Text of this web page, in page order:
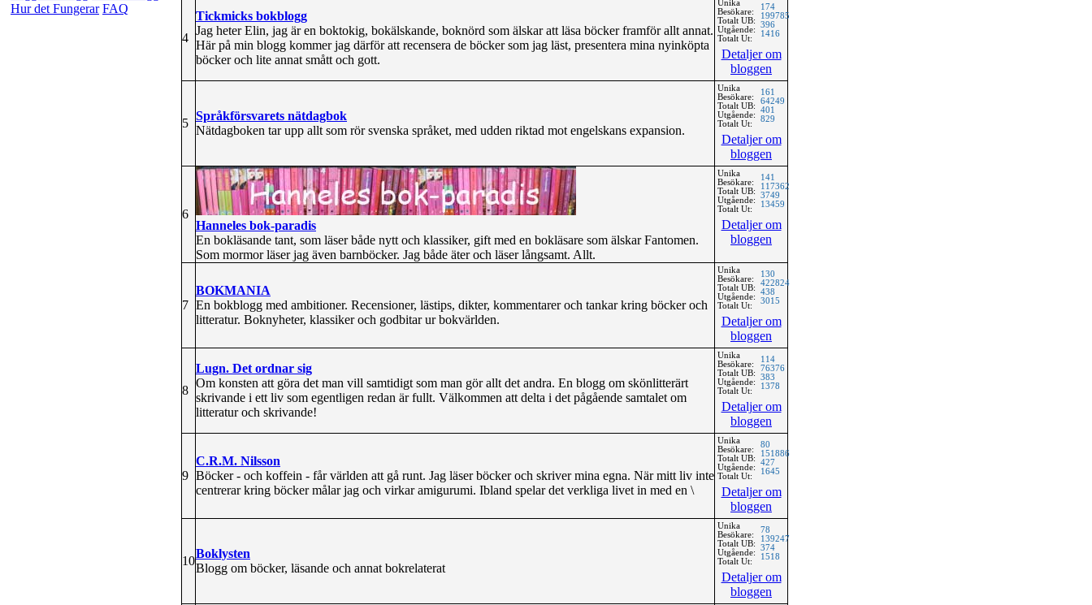
Hur det Fungerar FAQ
4
Tickmicks bokblogg
Jag heter Elin, jag är en boktokig, bokälskande, boknörd som älskar att läsa böcker framför allt annat.
Här på min blogg kommer jag därför att recensera de böcker som jag läst, presentera mina nyinköpta
böcker och lite annat smått och gott.
Unika
Besökare:
Totalt UB:
Utgående:
Totalt Ut:
174
199785
396
1416
Detaljer om
bloggen
5
Språkförsvarets nätdagbok
Nätdagboken tar upp allt som rör svenska språket, med udden riktad mot engelskans expansion.
Unika
Besökare:
Totalt UB:
Utgående:
Totalt Ut:
161
64249
401
829
Detaljer om
bloggen
6
Hanneles bok-paradis
En bokläsande tant, som läser både nytt och klassiker, gift med en bokläsare som älskar Fantomen.
Som mormor läser jag även barnböcker. Jag både äter och läser långsamt. Allt.
Unika
Besökare:
Totalt UB:
Utgående:
Totalt Ut:
141
117362
3749
13459
Detaljer om
bloggen
7
BOKMANIA
En bokblogg med ambitioner. Recensioner, lästips, dikter, kommentarer och tankar kring böcker och
litteratur. Boknyheter, klassiker och godbitar ur bokvärlden.
Unika
Besökare:
Totalt UB:
Utgående:
Totalt Ut:
130
422824
438
3015
Detaljer om
bloggen
8
Lugn. Det ordnar sig
Om konsten att göra det man vill samtidigt som man gör allt det andra. En blogg om skönlitterärt
skrivande i ett liv som egentligen redan är fullt. Välkommen att delta i det pågående samtalet om
litteratur och skrivande!
Unika
Besökare:
Totalt UB:
Utgående:
Totalt Ut:
114
76376
383
1378
Detaljer om
bloggen
9
C.R.M. Nilsson
Böcker - och koffein - får världen att gå runt. Jag läser böcker och skriver mina egna. När mitt liv inte
centrerar kring böcker målar jag och virkar amigurumi. Ibland spelar det verkliga livet in med en \
Unika
Besökare:
Totalt UB:
Utgående:
Totalt Ut:
80
151886
427
1645
Detaljer om
bloggen
10
Boklysten
Blogg om böcker, läsande och annat bokrelaterat
Unika
Besökare:
Totalt UB:
Utgående:
Totalt Ut:
78
139247
374
1518
Detaljer om
bloggen